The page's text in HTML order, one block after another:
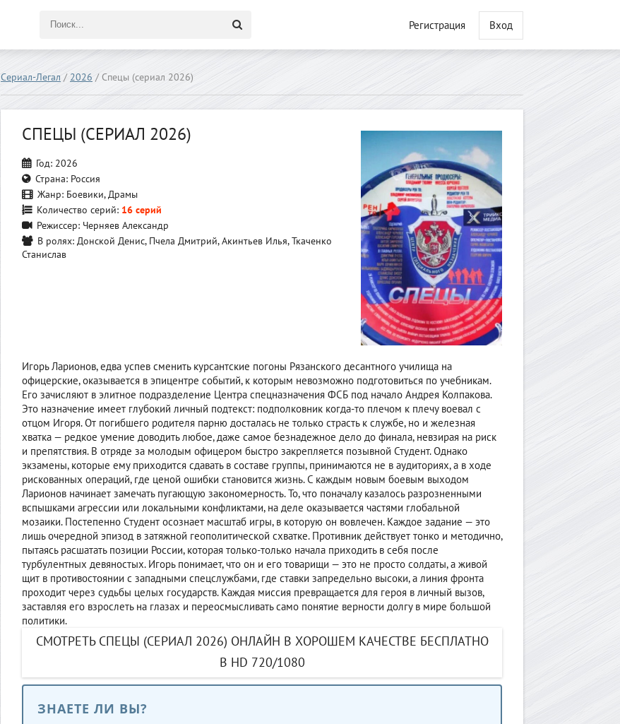
Регистрация Вход
Сериал-Легал / 2026 / Спецы (сериал 2026)
СПЕЦЫ (СЕРИАЛ 2026)
Год: 2026
Страна: Россия
Жанр: Боевики, Драмы
Количество серий: 16 серий
Режиссер: Черняев Александр
В ролях: Донской Денис, Пчела Дмитрий, Акинтьев Илья, Ткаченко
Станислав
Игорь Ларионов, едва успев сменить курсантские погоны Рязанского десантного училища на
офицерские, оказывается в эпицентре событий, к которым невозможно подготовиться по учебникам.
Его зачисляют в элитное подразделение Центра спецназначения ФСБ под начало Андрея Колпакова.
Это назначение имеет глубокий личный подтекст: подполковник когда-то плечом к плечу воевал с
отцом Игоря. От погибшего родителя парню досталась не только страсть к службе, но и железная
хватка — редкое умение доводить любое, даже самое безнадежное дело до финала, невзирая на риск
и препятствия. В отряде за молодым офицером быстро закрепляется позывной Студент. Однако
экзамены, которые ему приходится сдавать в составе группы, принимаются не в аудиториях, а в ходе
рискованных операций, где ценой ошибки становится жизнь. С каждым новым боевым выходом
Ларионов начинает замечать пугающую закономерность. То, что поначалу казалось разрозненными
вспышками агрессии или локальными конфликтами, на деле оказывается частями глобальной
мозаики. Постепенно Студент осознает масштаб игры, в которую он вовлечен. Каждое задание — это
лишь очередной эпизод в затяжной геополитической схватке. Противник действует тонко и методично,
пытаясь расшатать позиции России, которая только-только начала приходить в себя после
турбулентных девяностых. Игорь понимает, что он и его товарищи — это не просто солдаты, а живой
щит в противостоянии с западными спецслужбами, где ставки запредельно высоки, а линия фронта
проходит через судьбы целых государств. Каждая миссия превращается для героя в личный вызов,
заставляя его взрослеть на глазах и переосмысливать само понятие верности долгу в мире большой
политики.
СМОТРЕТЬ СПЕЦЫ (СЕРИАЛ 2026) ОНЛАЙН В ХОРОШЕМ КАЧЕСТВЕ БЕСПЛАТНО
В HD 720/1080
ЗНАЕТЕ ЛИ ВЫ?